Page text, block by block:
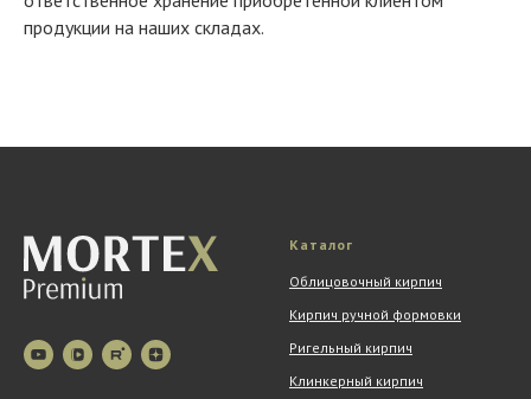
продукции на наших складах.
Каталог
Облицовочный кирпич
Кирпич ручной формовки
Ригельный кирпич
Клинкерный кирпич